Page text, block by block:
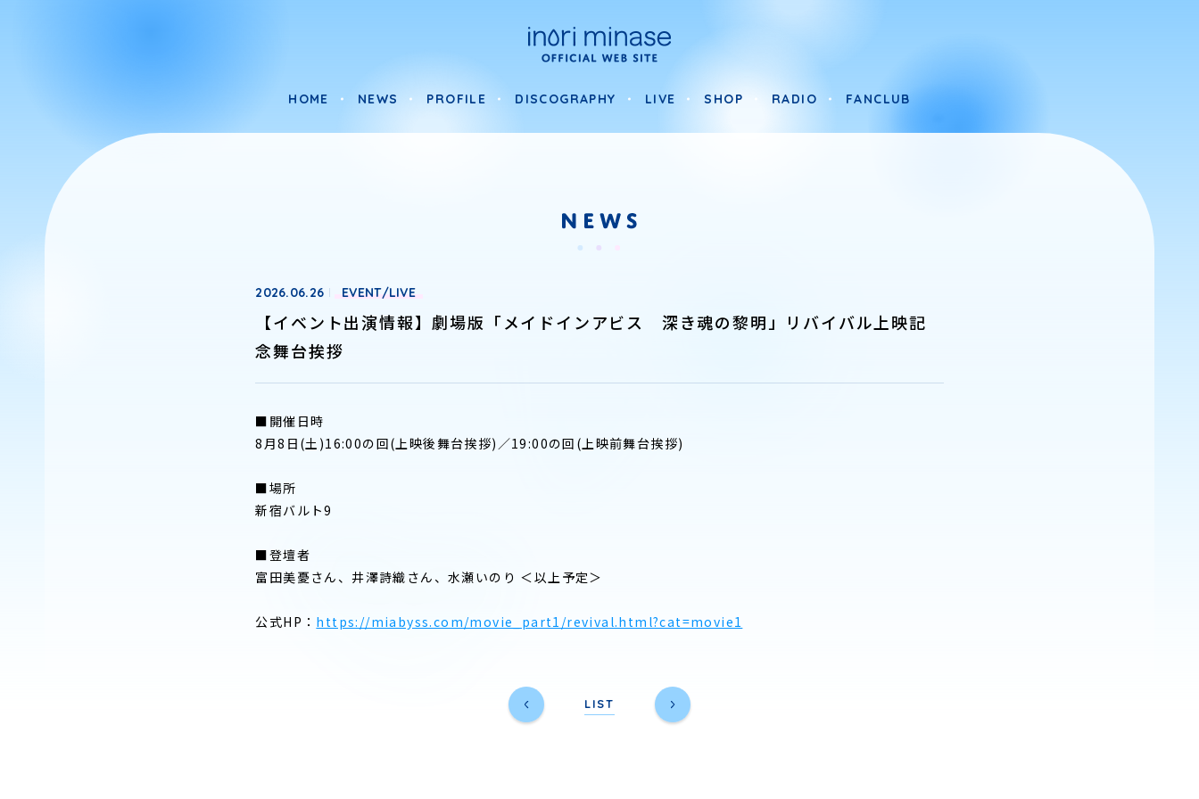
DISCOGRAPHY LIVE
HOME NEWS PROFILE DISCOGRAPHY LIVE SHOP RADIO FANCLUB
2026.06.26 EVENT/LIVE
【イベント出演情報】劇場版「メイドインアビス 深き魂の黎明」リバイバル上映記
念舞台挨拶
■開催日時
8月8日(土)16:00の回(上映後舞台挨拶)／19:00の回(上映前舞台挨拶)
■場所
新宿バルト9
■登壇者
富田美憂さん、井澤詩織さん、水瀬いのり ＜以上予定＞
公式HP： https://miabyss.com/movie_part1/revival.html?cat=movie1
LIST